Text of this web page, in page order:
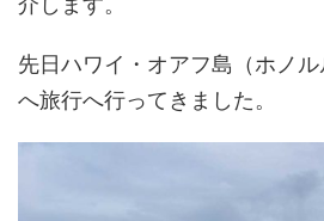
先日ハワイ・オアフ島（ホノル
へ旅行へ行ってきました。